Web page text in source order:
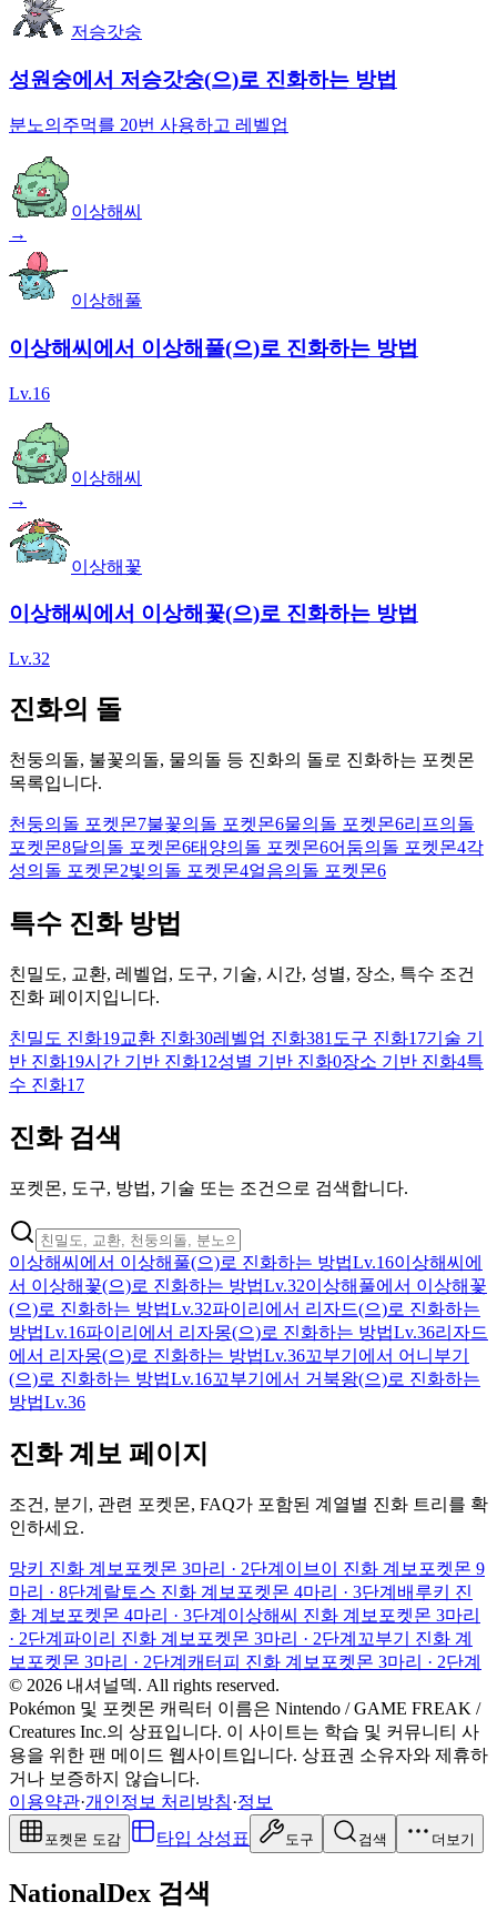
저승갓숭
성원숭에서 저승갓숭(으)로 진화하는 방법
분노의주먹를 20번 사용하고 레벨업
이상해씨
→
이상해풀
이상해씨에서 이상해풀(으)로 진화하는 방법
Lv.16
이상해씨
→
이상해꽃
이상해씨에서 이상해꽃(으)로 진화하는 방법
Lv.32
진화의 돌
천둥의돌, 불꽃의돌, 물의돌 등 진화의 돌로 진화하는 포켓몬
목록입니다.
천둥의돌 포켓몬7불꽃의돌 포켓몬6물의돌 포켓몬6리프의돌
포켓몬8달의돌 포켓몬6태양의돌 포켓몬6어둠의돌 포켓몬4각
성의돌 포켓몬2빛의돌 포켓몬4얼음의돌 포켓몬6
특수 진화 방법
친밀도, 교환, 레벨업, 도구, 기술, 시간, 성별, 장소, 특수 조건
진화 페이지입니다.
친밀도 진화19교환 진화30레벨업 진화381 도구 진화17기술 기
반 진화19시간 기반 진화12성별 기반 진화0장소 기반 진화4특
수 진화17
진화 검색
포켓몬, 도구, 방법, 기술 또는 조건으로 검색합니다.
이상해씨에서 이상해풀(으)로 진화하는 방법Lv.16이상해씨에
서 이상해꽃(으)로 진화하는 방법Lv.32이상해풀에서 이상해꽃
(으)로 진화하는 방법Lv.32파이리에서 리자드(으)로 진화하는
방법Lv.16파이리에서 리자몽(으)로 진화하는 방법Lv.36리자드
에서 리자몽(으)로 진화하는 방법Lv.36꼬부기에서 어니부기
(으)로 진화하는 방법Lv.16꼬부기에서 거북왕(으)로 진화하는
방법Lv.36
진화 계보 페이지
조건, 분기, 관련 포켓몬, FAQ가 포함된 계열별 진화 트리를 확
인하세요.
망키 진화 계보 포켓몬 3마리 · 2단계 이브이 진화 계보 포켓몬 9
마리 · 8단계 랄토스 진화 계보 포켓몬 4마리 · 3단계 배루키 진
화 계보 포켓몬 4마리 · 3단계 이상해씨 진화 계보 포켓몬 3마리
· 2단계 파이리 진화 계보 포켓몬 3마리 · 2단계 꼬부기 진화 계
보 포켓몬 3마리 · 2단계 캐터피 진화 계보 포켓몬 3마리 · 2단계
© 2026 내셔널덱. All rights reserved.
Pokémon 및 포켓몬 캐릭터 이름은 Nintendo / GAME FREAK /
Creatures Inc.의 상표입니다. 이 사이트는 학습 및 커뮤니티 사
용을 위한 팬 메이드 웹사이트입니다. 상표권 소유자와 제휴하
거나 보증하지 않습니다.
이용약관·개인정보 처리방침·정보
포켓몬 도감 타입 상성표 도구 검색 더보기
NationalDex 검색